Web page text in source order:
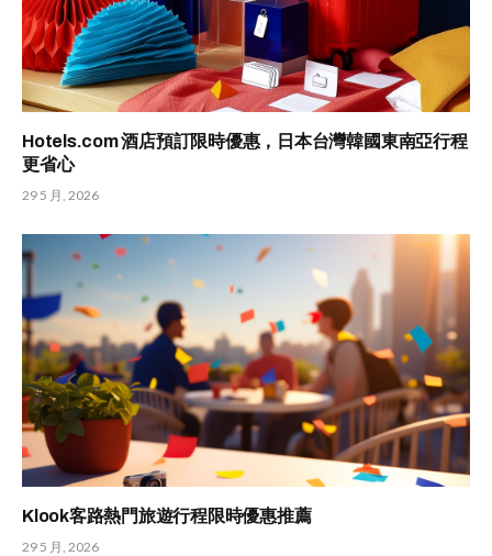
Hotels.com 酒店預訂限時優惠，日本台灣韓國東南亞行程
更省心
29 5 月, 2026
Klook客路熱門旅遊行程限時優惠推薦
29 5 月, 2026